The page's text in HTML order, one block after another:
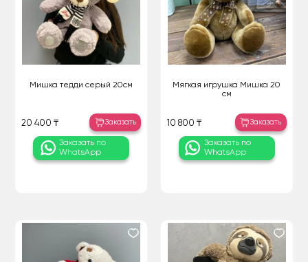
Мишка тедди серый 20см
20 400 ₸ Заказать
Заказать по
WhatsApp
Мягкая игрушка Мишка 20
см
10 800 ₸ Заказать
Заказать по
WhatsApp